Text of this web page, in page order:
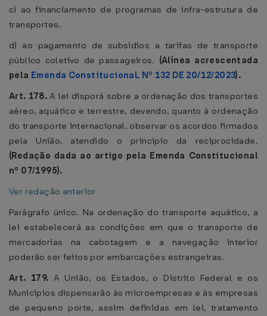
c) ao financiamento de programas de infra-estrutura de
transportes.
d) ao pagamento de subsídios a tarifas de transporte
público coletivo de passageiros. (Alínea acrescentada
pela Emenda ConstitucionaL Nº 132 DE 20/12/2023).
Art. 178.A lei disporá sobre a ordenação dos transportes
aéreo, aquático e terrestre, devendo, quanto à ordenação
do transporte internacional, observar os acordos firmados
pela União, atendido o princípio da reciprocidade.
(Redação dada ao artigo pela Emenda Constitucional
nº 07/1995).
Ver redação anterior
Parágrafo único. Na ordenação do transporte aquático, a
lei estabelecerá as condições em que o transporte de
mercadorias na cabotagem e a navegação interior
poderão ser feitos por embarcações estrangeiras.
Art. 179. A União, os Estados, o Distrito Federal e os
Municípios dispensarão às microempresas e às empresas
de pequeno porte, assim definidas em lei, tratamento